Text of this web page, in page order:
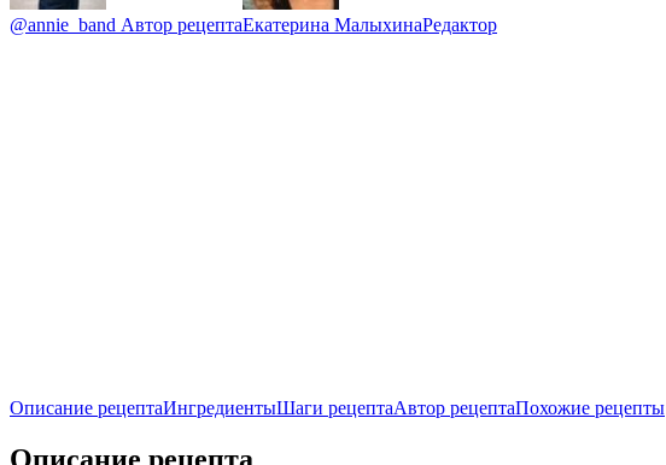
@annie_band Автор рецептаЕкатерина МалыхинаРедактор
Описание рецептаИнгредиентыШаги рецептаАвтор рецептаПохожие рецепты
Описание рецепта